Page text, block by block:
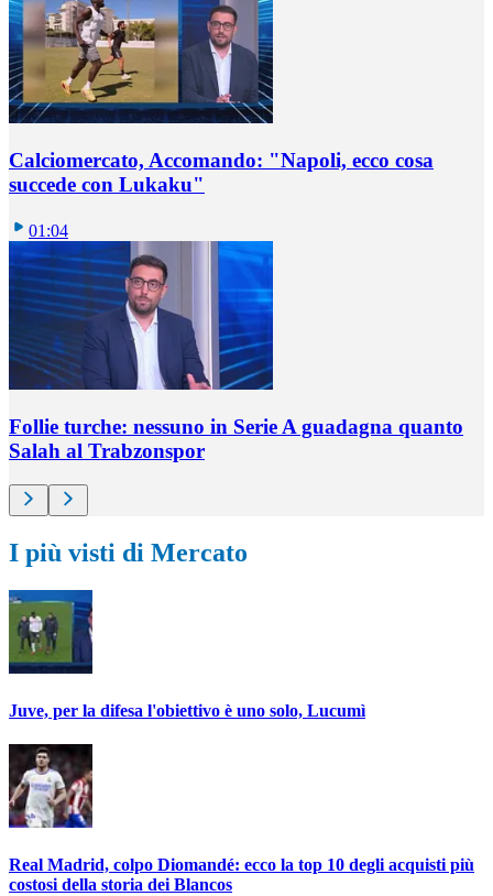
Calciomercato, Accomando: "Napoli, ecco cosa
succede con Lukaku"
01:04
Follie turche: nessuno in Serie A guadagna quanto
Salah al Trabzonspor
I più visti di Mercato
Juve, per la difesa l'obiettivo è uno solo, Lucumì
Real Madrid, colpo Diomandé: ecco la top 10 degli acquisti più
costosi della storia dei Blancos